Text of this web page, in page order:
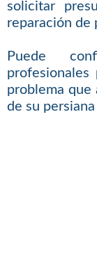
solicitar
reparación de
Puede
problema
de su